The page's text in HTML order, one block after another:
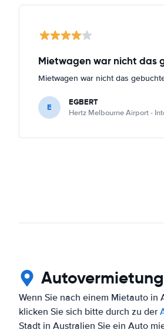
Mietwagen war nicht das
Mietwagen war nicht das
E EGBERT
Hertz Melbourne Airport -
Wenn Sie nach einem Mietauto in
klicken Sie sich bitte durch zu der
Stadt in Australien Sie ein Auto